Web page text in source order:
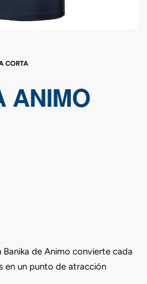
CORTA
ANIMO
de Animo convierte cada
en un punto de atracción